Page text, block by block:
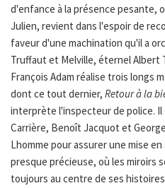
d'enfance à la présence pesante,
Julien, revient dans l'espoir de
faveur d'une machination qu'il a
Truffaut et Melville, éternel Albert
François Adam réalise trois longs
dont ce tout dernier, Retour à la
interprète l'inspecteur de police. Il
Carrière, Benoît Jacquot et
Lhomme pour assurer une mise
presque précieuse, où les miroirs
toujours au centre de ses